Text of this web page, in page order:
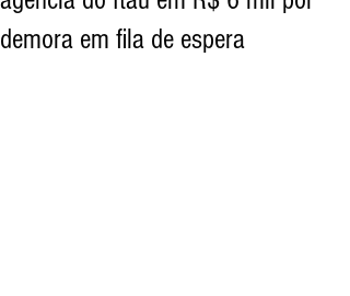
demora em fila de espera